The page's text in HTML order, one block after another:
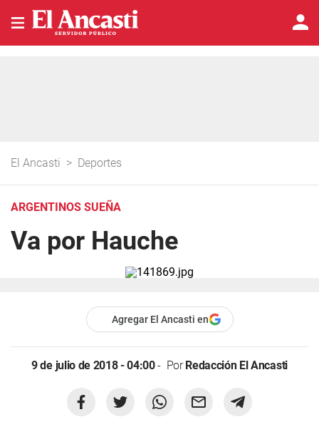
El Ancasti > Deportes
ARGENTINOS SUEÑA
Va por Hauche
Agregar El Ancasti en
9 de julio de 2018 - 04:00 PorRedacción El Ancasti